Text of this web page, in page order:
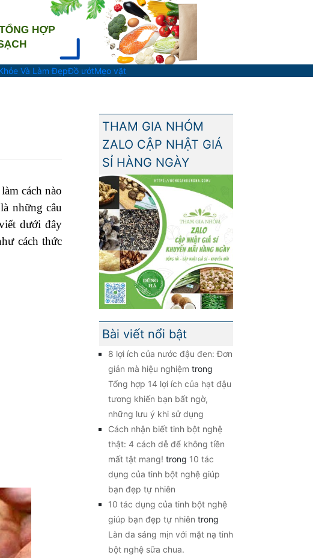
Và Làm ĐẹpĐồ ướtMẹo vặt
cách nào
những câu
dưới đây
cách thức
THAM GIA NHÓM
ZALO CẬP NHẬT GIÁ
SỈ HÀNG NGÀY
Bài viết nổi bật
8 lợi ích của nước đậu đen: Đơn
giản mà hiệu nghiệm trong
Tổng hợp 14 lợi ích của hạt đậu
tương khiến bạn bất ngờ,
những lưu ý khi sử dụng
Cách nhận biết tinh bột nghệ
thật: 4 cách dễ để không tiền
mất tật mang! trong 10 tác
dụng của tinh bột nghệ giúp
bạn đẹp tự nhiên
10 tác dụng của tinh bột nghệ
giúp bạn đẹp tự nhiên trong
Làn da sáng mịn với mặt nạ tinh
bột nghệ sữa chua.